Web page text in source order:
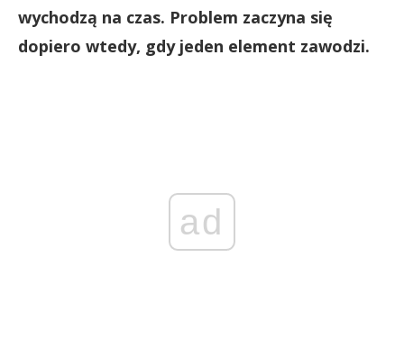
wychodzą na czas. Problem zaczyna się
dopiero wtedy, gdy jeden element zawodzi.
ad